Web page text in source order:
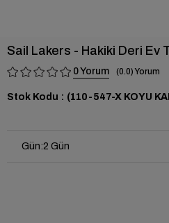
Sail Lakers - Hakiki Deri Ev
0 0.0
Stok Kodu (110-547-X KOYU
Gün:2 Gün